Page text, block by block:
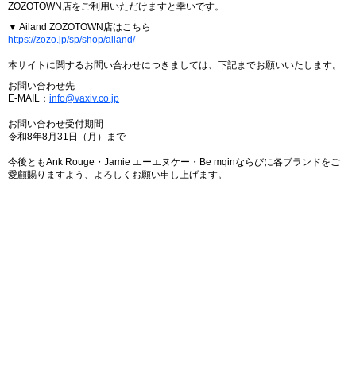
ZOZOTOWN店をご利用いただけますと幸いです。
▼ Ailand ZOZOTOWN店はこちら
https://zozo.jp/sp/shop/ailand/
本サイトに関するお問い合わせにつきましては、下記までお願いいたします。
お問い合わせ先
E-MAIL： info@vaxiv.co.jp
お問い合わせ受付期間
令和8年8月31日（月）まで
今後ともAnk Rouge・Jamie エーエヌケー・Be mqinならびに各ブランドをご
愛顧賜りますよう、よろしくお願い申し上げます。